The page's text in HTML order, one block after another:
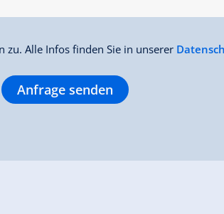
zu. Alle Infos finden Sie in unserer
Anfrage senden